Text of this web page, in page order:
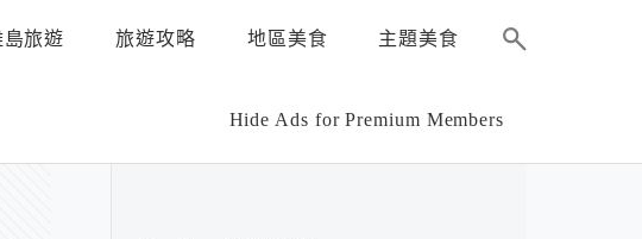
島旅遊 旅遊攻略 地區美食 主題美食
Hide Ads for Premium Members